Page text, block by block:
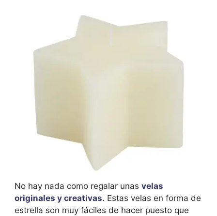
No hay nada como regalar unas velas
originales y creativas. Estas velas en forma de
estrella son muy fáciles de hacer puesto que